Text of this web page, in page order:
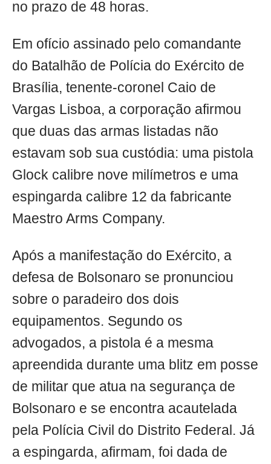
no prazo de 48 horas.
Em ofício assinado pelo comandante
do Batalhão de Polícia do Exército de
Brasília, tenente-coronel Caio de
Vargas Lisboa, a corporação afirmou
que duas das armas listadas não
estavam sob sua custódia: uma pistola
Glock calibre nove milímetros e uma
espingarda calibre 12 da fabricante
Maestro Arms Company.
Após a manifestação do Exército, a
defesa de Bolsonaro se pronunciou
sobre o paradeiro dos dois
equipamentos. Segundo os
advogados, a pistola é a mesma
apreendida durante uma blitz em posse
de militar que atua na segurança de
Bolsonaro e se encontra acautelada
pela Polícia Civil do Distrito Federal. Já
a espingarda, afirmam, foi dada de